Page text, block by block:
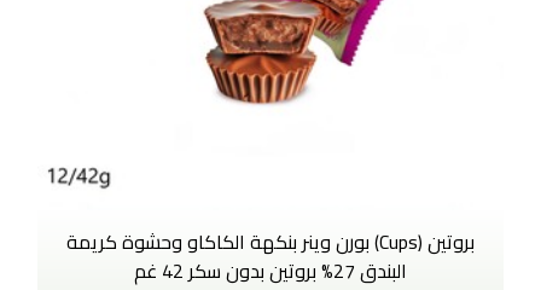
بروتين (Cups) بورن وينر بنكهة الكاكاو وحشوة كريمة
البندق 27% بروتين بدون سكر 42 غم